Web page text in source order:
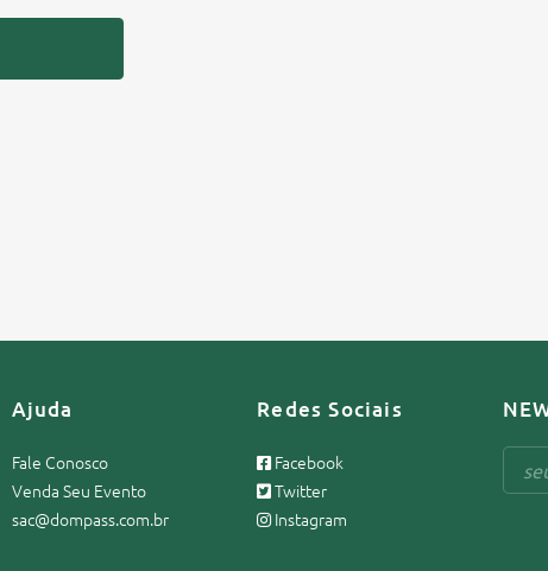
Ajuda
Fale Conosco
Venda Seu Evento
sac@dompass.com.br
Redes Sociais
Facebook
Twitter
Instagram